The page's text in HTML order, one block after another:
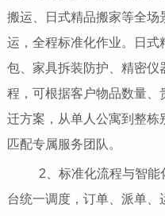
搬运、日式精品搬家等全场
运，全程标准化作业。日
包、家具拆装防护、精密
程，可根据客户物品数量、
迁方案，从单人公寓到整
匹配专属服务团队。
2、标准化流程与智能
台统一调度，订单、派单